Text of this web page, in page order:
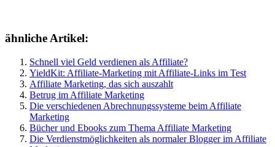
ähnliche Artikel:
Schnell viel Geld verdienen als Affiliate?
YieldKit: Affiliate-Marketing mit Affiliate-Links im Test
Affiliate Marketing, das sich auszahlt
Betrug im Affiliate Marketing
Die verschiedenen Abrechnungssysteme beim Affiliate
Marketing
Bücher und Ebooks zum Thema Affiliate Marketing
Die Verdienstmöglichkeiten als normaler Blogger im Affiliate